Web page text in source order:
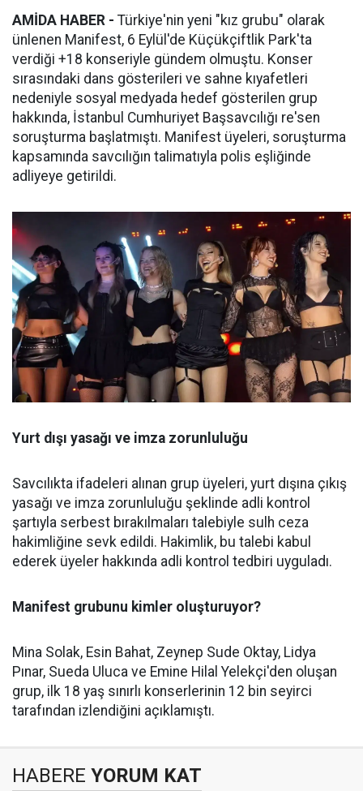
AMİDA HABER - Türkiye'nin yeni "kız grubu" olarak
ünlenen Manifest, 6 Eylül'de Küçükçiftlik Park'ta
verdiği +18 konseriyle gündem olmuştu. Konser
sırasındaki dans gösterileri ve sahne kıyafetleri
nedeniyle sosyal medyada hedef gösterilen grup
hakkında, İstanbul Cumhuriyet Başsavcılığı re'sen
soruşturma başlatmıştı. Manifest üyeleri, soruşturma
kapsamında savcılığın talimatıyla polis eşliğinde
adliyeye getirildi.
Yurt dışı yasağı ve imza zorunluluğu
Savcılıkta ifadeleri alınan grup üyeleri, yurt dışına çıkış
yasağı ve imza zorunluluğu şeklinde adli kontrol
şartıyla serbest bırakılmaları talebiyle sulh ceza
hakimliğine sevk edildi. Hakimlik, bu talebi kabul
ederek üyeler hakkında adli kontrol tedbiri uyguladı.
Manifest grubunu kimler oluşturuyor?
Mina Solak, Esin Bahat, Zeynep Sude Oktay, Lidya
Pınar, Sueda Uluca ve Emine Hilal Yelekçi'den oluşan
grup, ilk 18 yaş sınırlı konserlerinin 12 bin seyirci
tarafından izlendiğini açıklamıştı.
HABERE YORUM KAT